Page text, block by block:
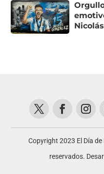
Copyright 2023 El Día
reservados.